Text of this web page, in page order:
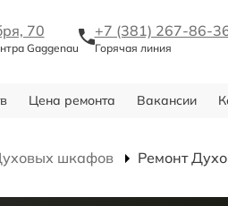
70
Gaggenau
+7 (381) 267-86-
Горячая линия
Цена ремонта Вакансии
шкафов Ремонт